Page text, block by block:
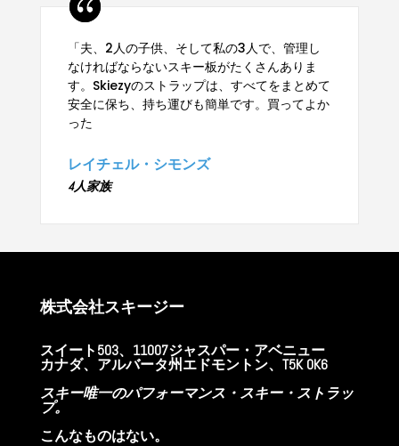
「夫、2人の子供、そして私の3人で、管理し
なければならないスキー板がたくさんありま
す。Skiezyのストラップは、すべてをまとめて
安全に保ち、持ち運びも簡単です。買ってよか
った
レイチェル・シモンズ
4人家族
株式会社スキージー
スイート503、11007ジャスパー・アベニュー
カナダ、アルバータ州エドモントン、T5K 0K6
スキー唯一のパフォーマンス・スキー・ストラッ
プ。
こんなものはない。